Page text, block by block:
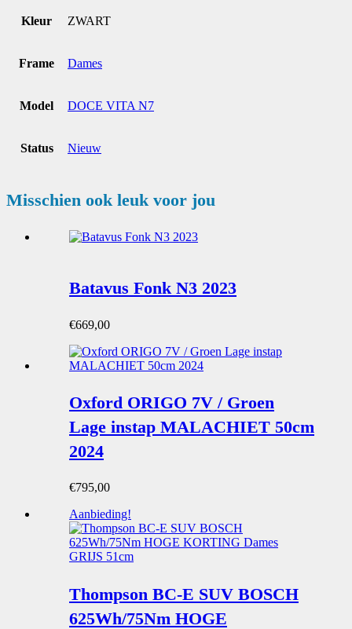
Kleur ZWART
Frame Dames
Model DOCE VITA N7
Status Nieuw
Misschien ook leuk voor jou
Batavus Fonk N3 2023
€669,00
Oxford ORIGO 7V / Groen
Lage instap MALACHIET 50cm
2024
€795,00
Aanbieding!
Thompson BC-E SUV BOSCH
625Wh/75Nm HOGE